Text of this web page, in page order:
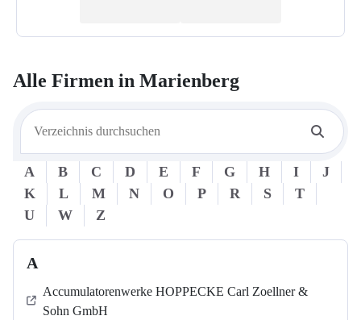
Alle Firmen in Marienberg
A B C D E F G H I
J
K
L M N O P R S
T
U
W Z
A
Accumulatorenwerke HOPPECKE Carl Zoellner &
Sohn GmbH